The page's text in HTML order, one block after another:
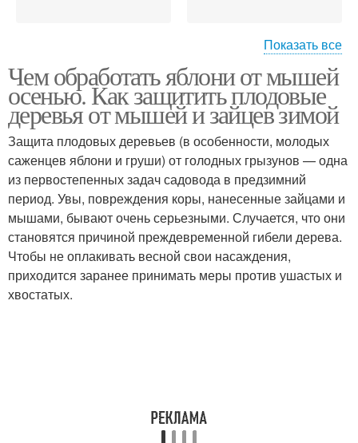
Приманки для грызунов
грызунов
Показать все
Чем обработать яблони от мышей
осенью. Как защитить плодовые
деревья от мышей и зайцев зимой
Защита плодовых деревьев (в особенности, молодых
саженцев яблони и груши) от голодных грызунов — одна
из первостепенных задач садовода в предзимний
период. Увы, повреждения коры, нанесенные зайцами и
мышами, бывают очень серьезными. Случается, что они
становятся причиной преждевременной гибели дерева.
Чтобы не оплакивать весной свои насаждения,
приходится заранее принимать меры против ушастых и
хвостатых.